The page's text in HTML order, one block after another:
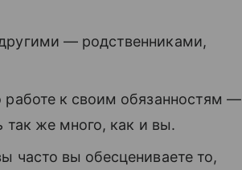
— родственниками,
к своим обязанностям —
так же много, как и вы.
часто вы обесцениваете то,